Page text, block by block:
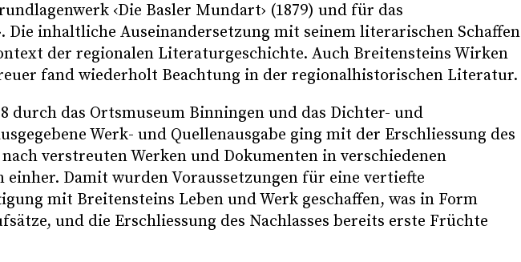
‹Die Basler Mundart› (1879) und für das
Die inhaltliche Auseinandersetzung mit seinem literarischen Schaffen
der regionalen Literaturgeschichte. Auch Breitensteins Wirken
fand wiederholt Beachtung in der regionalhistorischen Literatur.
durch das Ortsmuseum Binningen und das Dichter- und
Werk- und Quellenausgabe ging mit der Erschliessung des
nach verstreuten Werken und Dokumenten in verschiedenen
Damit wurden Voraussetzungen für eine vertiefte
mit Breitensteins Leben und Werk geschaffen, was in Form
und die Erschliessung des Nachlasses bereits erste Früchte
Senden